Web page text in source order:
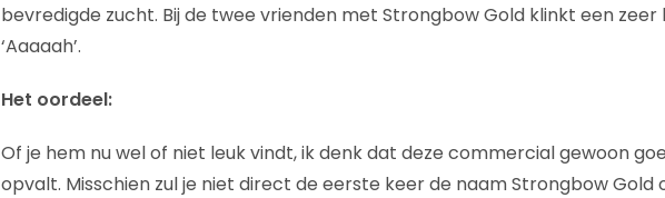
bevredigde zucht. Bij de twee vrienden met Strongbow Gold klinkt een
‘Aaaaah’.
Het oordeel:
Of je hem nu wel of niet leuk vindt, ik denk dat deze commercial gewoon
opvalt. Misschien zul je niet direct de eerste keer de naam Strongbow Gold